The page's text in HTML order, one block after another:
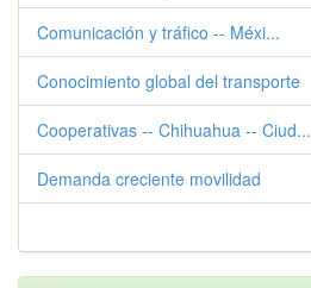
Comunicación y tráfico -- Méxi...
Conocimiento global del transporte
Cooperativas -- Chihuahua -- Ciud...
Demanda creciente movilidad